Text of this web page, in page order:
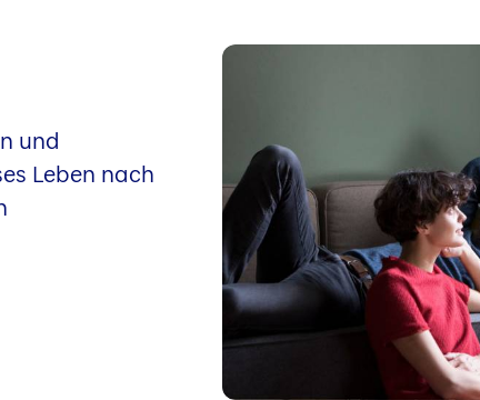
und
Leben nach